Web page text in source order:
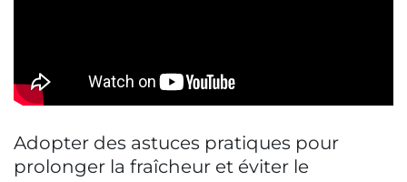
Adopter des astuces pratiques pour
prolonger la fraîcheur et éviter le